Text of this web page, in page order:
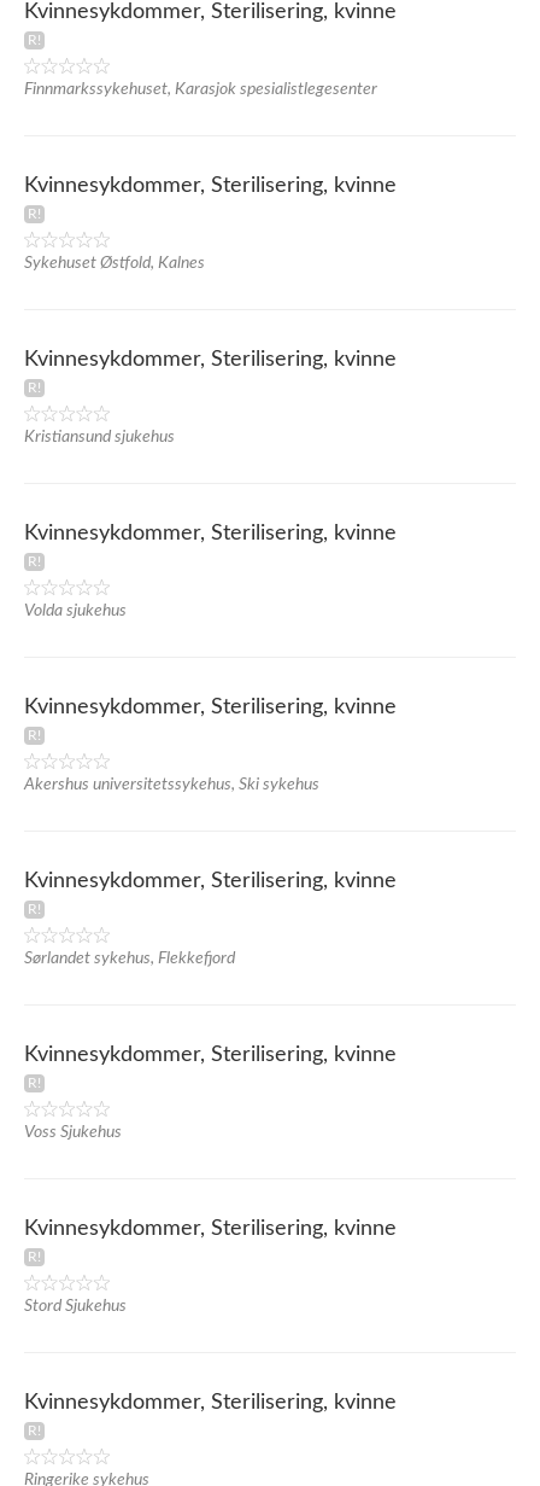
Kvinnesykdommer, Sterilisering, kvinne
Finnmarkssykehuset, Karasjok spesialistlegesenter
Kvinnesykdommer, Sterilisering, kvinne
Sykehuset Østfold, Kalnes
Kvinnesykdommer, Sterilisering, kvinne
Kristiansund sjukehus
Kvinnesykdommer, Sterilisering, kvinne
Volda sjukehus
Kvinnesykdommer, Sterilisering, kvinne
Akershus universitetssykehus, Ski sykehus
Kvinnesykdommer, Sterilisering, kvinne
Sørlandet sykehus, Flekkefjord
Kvinnesykdommer, Sterilisering, kvinne
Voss Sjukehus
Kvinnesykdommer, Sterilisering, kvinne
Stord Sjukehus
Kvinnesykdommer, Sterilisering, kvinne
Ringerike sykehus